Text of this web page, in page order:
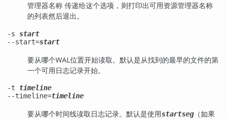
管理器名称 传递给这个选项，则打印出可用资源管理器名称
的列表然后退出。
-s start
--start=start
要从哪个WAL位置开始读取。默认是从找到的最早的文件的第
一个可用日志记录开始。
-t timeline
--timeline=timeline
要从哪个时间线读取日志记录。默认是使用startseg （如果